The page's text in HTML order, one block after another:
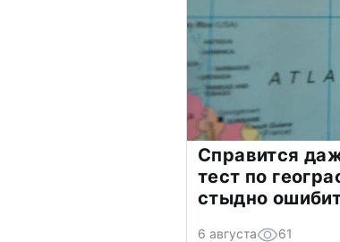
Справится
тест по
стыдно
6 августа 61